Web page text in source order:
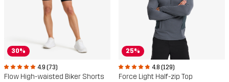
30%
4.9 (73)
Flow High-waisted Biker Shorts
25%
4.8 (129)
Force Light Half-zip Top